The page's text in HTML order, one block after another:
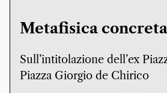
Metafisica concreta
Sull’intitolazione dell’ex
Piazza Giorgio de Chirico